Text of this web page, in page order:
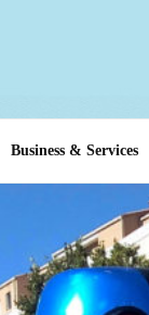
Business & Services